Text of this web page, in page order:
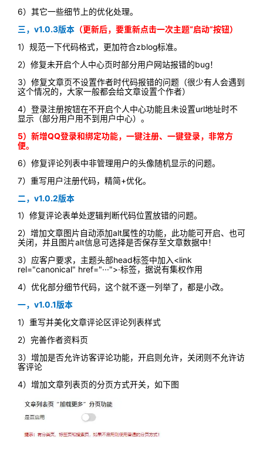
6）其它一些细节上的优化处理。
三，v1.0.3版本 （更新后，要重新点击一次主题“启动”按钮）
1）规范一下代码格式，更加符合zblog标准。
2）修复未开启个人中心页时部分用户网站报错的bug！
3）修复文章页不设置作者时代码报错的问题（很少有人会遇到
这个情况的，大家一般都会给文章设置个作者）
4）登录注册按钮在不开启个人中心功能且未设置url地址时不
显示（部分用户用不到用户中心）。
5）新增QQ登录和绑定功能，一键注册、一键登录，非常方
便。
6）修复评论列表中非管理用户的头像随机显示的问题。
7）重写用户注册代码，精简+优化。
二，v1.0.2版本
1）修复评论表单处逻辑判断代码位置放错的问题。
2）增加文章图片自动添加alt属性的功能，此功能可开启、也可
关闭，并且图片alt信息可选择是否保存至文章数据中！
3）应客户要求，主题头部head标签中加入<link
rel="canonical" href="···">·标签，据说有集权作用
4）优化部分细节代码，这个就不逐一列举了，都是小改。
一，v1.0.1版本
1）重写并美化文章评论区评论列表样式
2）完善作者资料页
3）增加是否允许访客评论功能，开启则允许，关闭则不允许访
客评论
4）增加文章列表页的分页方式开关，如下图